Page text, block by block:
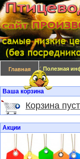
Главная Полезная
Ваша корзина
Корзина
Акции